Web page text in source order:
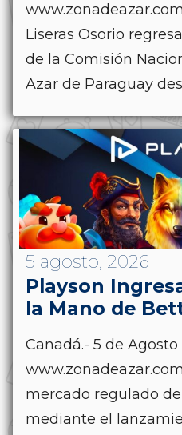
Liseras Osorio
de la Comisión
Azar de Paraguay
5 agosto, 2026
Playson
la Mano de
Canadá.- 5 de Agosto
mercado regulado
mediante el